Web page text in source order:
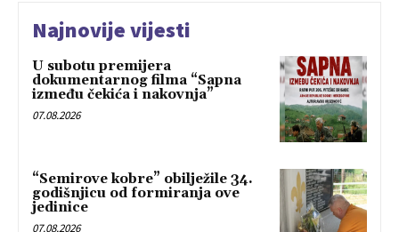
Najnovije vijesti
U subotu premijera
dokumentarnog filma “Sapna
između čekića i nakovnja”
07.08.2026
“Semirove kobre” obilježile 34.
godišnjicu od formiranja ove
jedinice
07.08.2026